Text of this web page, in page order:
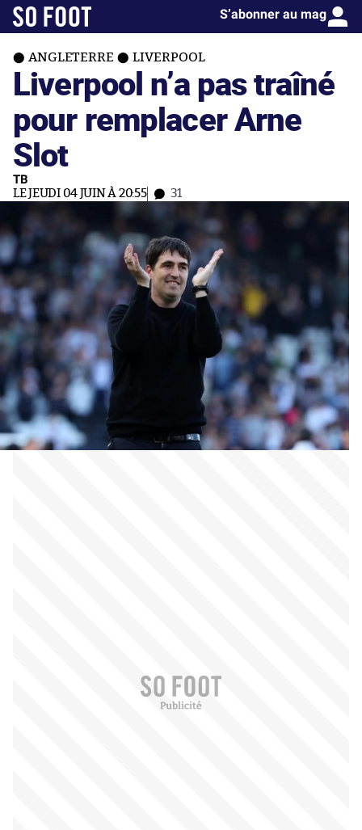
S’abonner au mag
ANGLETERRE LIVERPOOL
Liverpool n’a pas traîné
pour remplacer Arne
Slot
TB
LE JEUDI 04 JUIN À 20:55 31